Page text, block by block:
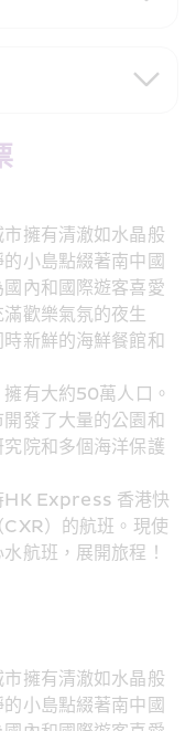
擁有清澈如水晶般
小島點綴著南中國
內和國際遊客喜愛
歡樂氣氛的夜生
新鮮的海鮮餐館和
有大約50萬人口。
發了大量的公園和
院和多個海洋保護
HK Express 香港快
）的航班。現使
航班，展開旅程！
擁有清澈如水晶般
小島點綴著南中國